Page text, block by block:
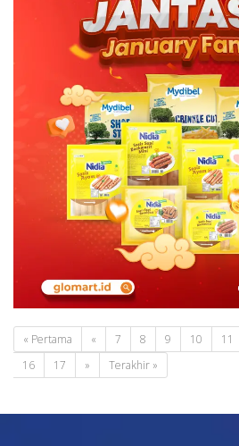
« Pertama « 7 8 9 10 11
16
17 » Terakhir »